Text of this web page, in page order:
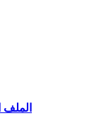
الملف